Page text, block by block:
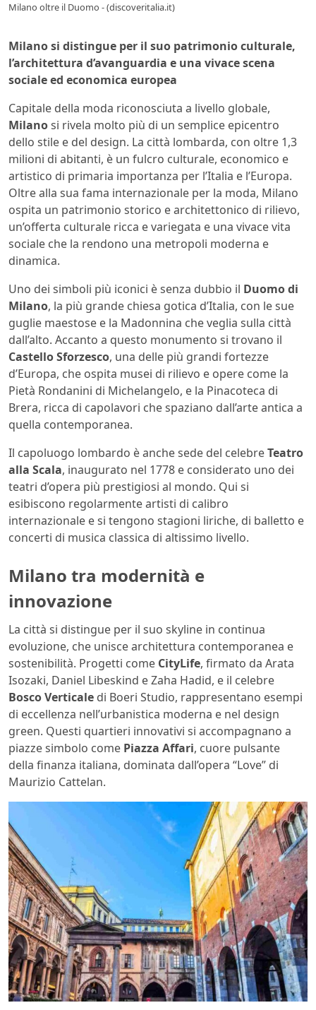
Milano oltre il Duomo - (discoveritalia.it)
Milano si distingue per il suo patrimonio culturale,
l’architettura d’avanguardia e una vivace scena
sociale ed economica europea
Capitale della moda riconosciuta a livello globale,
Milanosi rivela molto più di un semplice epicentro
dello stile e del design. La città lombarda, con oltre 1,3
milioni di abitanti, è un fulcro culturale, economico e
artistico di primaria importanza per l’Italia e l’Europa.
Oltre alla sua fama internazionale per la moda, Milano
ospita un patrimonio storico e architettonico di rilievo,
un’offerta culturale ricca e variegata e una vivace vita
sociale che la rendono una metropoli moderna e
dinamica.
Uno dei simboli più iconici è senza dubbio il Duomo di
Milano, la più grande chiesa gotica d’Italia, con le sue
guglie maestose e la Madonnina che veglia sulla città
dall’alto. Accanto a questo monumento si trovano il
Castello Sforzesco, una delle più grandi fortezze
d’Europa, che ospita musei di rilievo e opere come la
Pietà Rondanini di Michelangelo, e la Pinacoteca di
Brera, ricca di capolavori che spaziano dall’arte antica a
quella contemporanea.
Il capoluogo lombardo è anche sede del celebreTeatro
alla Scala, inaugurato nel 1778 e considerato uno dei
teatri d’opera più prestigiosi al mondo. Qui si
esibiscono regolarmente artisti di calibro
internazionale e si tengono stagioni liriche, di balletto e
concerti di musica classica di altissimo livello.
Milano tra modernità e
innovazione
La città si distingue per il suo skyline in continua
evoluzione, che unisce architettura contemporanea e
sostenibilità. Progetti come CityLife, firmato da Arata
Isozaki, Daniel Libeskind e Zaha Hadid, e il celebre
Bosco Verticale di Boeri Studio, rappresentano esempi
di eccellenza nell’urbanistica moderna e nel design
green. Questi quartieri innovativi si accompagnano a
piazze simbolo come Piazza Affari, cuore pulsante
della finanza italiana, dominata dall’opera “Love” di
Maurizio Cattelan.